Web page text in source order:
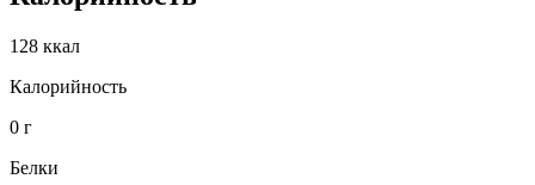
128 ккал
Калорийность
0 г
Белки